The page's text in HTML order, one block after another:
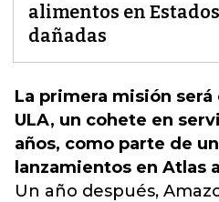
alimentos en
dañadas
La primera misión será
ULA, un cohete en
años, como parte de
lanzamientos en Atlas
Un año después,